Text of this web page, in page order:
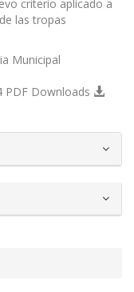
criterio aplicado a
las tropas
Municipal
PDF Downloads